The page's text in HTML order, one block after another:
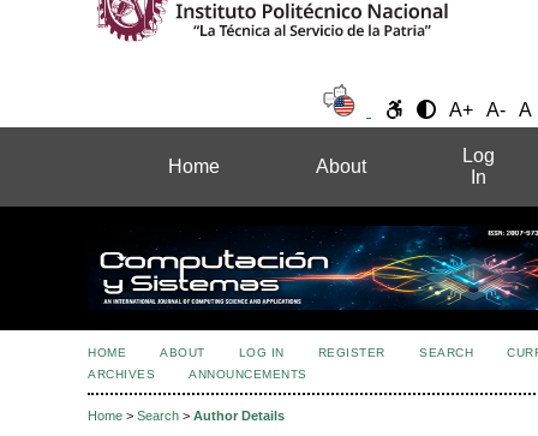
A+ A- A
Home About
Log
In
HOME ABOUT LOG IN REGISTER SEARCH
ARCHIVES
ANNOUNCEMENTS
Home > Search > Author Details